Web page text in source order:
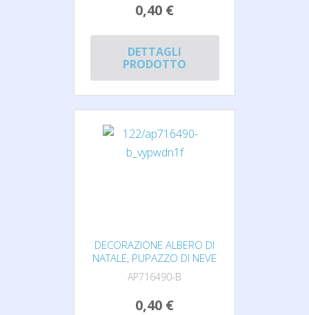
0,40 €
DETTAGLI
PRODOTTO
DECORAZIONE ALBERO DI
NATALE, PUPAZZO DI NEVE
AP716490-B
0,40 €